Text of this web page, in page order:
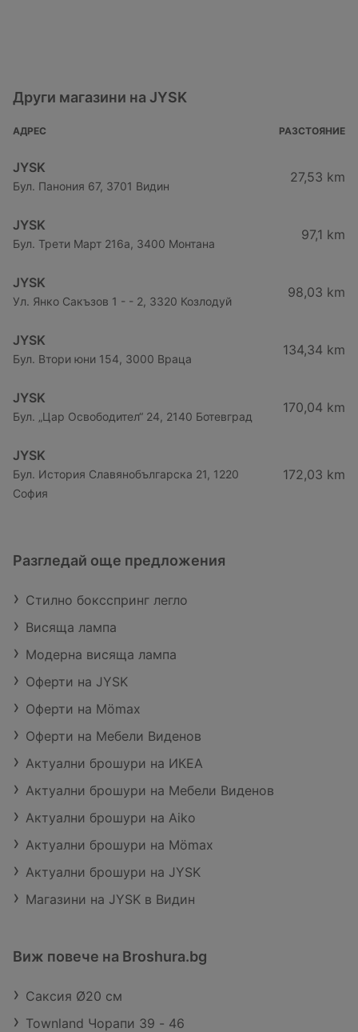
Други магазини на JYSK
АДРЕС РАЗСТОЯНИЕ
JYSK
Бул. Панония 67, 3701 Видин
27,53 km
JYSK
Бул. Трети Март 216a, 3400 Монтана
97,1 km
JYSK
Ул. Янко Сакъзов 1 - - 2, 3320 Козлодуй
98,03 km
JYSK
Бул. Втори юни 154, 3000 Враца
134,34 km
JYSK
Бул. „Цар Освободител“ 24, 2140 Ботевград
170,04 km
JYSK
Бул. История Славянобългарска 21, 1220
София
172,03 km
Разгледай още предложения
Стилно боксспринг легло
Висяща лампа
Модерна висяща лампа
Оферти на JYSK
Оферти на Mömax
Оферти на Мебели Виденов
Актуални брошури на ИКЕА
Актуални брошури на Мебели Виденов
Актуални брошури на Aiko
Актуални брошури на Mömax
Актуални брошури на JYSK
Магазини на JYSK в Видин
Виж повече на Broshura.bg
Саксия Ø20 см
Townland Чорапи 39 - 46